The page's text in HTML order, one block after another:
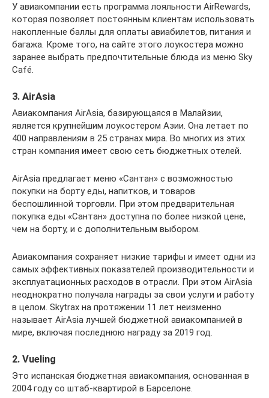
У авиакомпании есть программа лояльности AirRewards,
которая позволяет постоянным клиентам использовать
накопленные баллы для оплаты авиабилетов, питания и
багажа. Кроме того, на сайте этого лоукостера можно
заранее выбрать предпочтительные блюда из меню Sky
Café.
3. AirAsia
Авиакомпания AirAsia, базирующаяся в Малайзии,
является крупнейшим лоукостером Азии. Она летает по
400 направлениям в 25 странах мира. Во многих из этих
стран компания имеет свою сеть бюджетных отелей.
AirAsia предлагает меню «Сантан» с возможностью
покупки на борту еды, напитков, и товаров
беспошлинной торговли. При этом предварительная
покупка еды «Сантан» доступна по более низкой цене,
чем на борту, и с дополнительным выбором.
Авиакомпания сохраняет низкие тарифы и имеет одни из
самых эффективных показателей производительности и
эксплуатационных расходов в отрасли. При этом AirAsia
неоднократно получала награды за свои услуги и работу
в целом. Skytrax на протяжении 11 лет неизменно
называет AirAsia лучшей бюджетной авиакомпанией в
мире, включая последнюю награду за 2019 год.
2. Vueling
Это испанская бюджетная авиакомпания, основанная в
2004 году со штаб-квартирой в Барселоне.